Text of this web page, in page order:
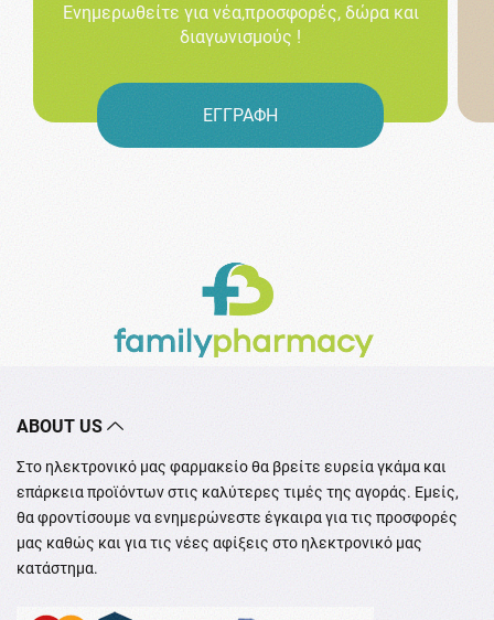
Ενημερωθείτε για νέα,προσφορές, δώρα και
διαγωνισμούς !
ΕΓΓΡΑΦΗ
ABOUT US
Στο ηλεκτρονικό μας φαρμακείο θα βρείτε ευρεία γκάμα και
επάρκεια προϊόντων στις καλύτερες τιμές της αγοράς. Εμείς,
θα φροντίσουμε να ενημερώνεστε έγκαιρα για τις προσφορές
μας καθώς και για τις νέες αφίξεις στο ηλεκτρονικό μας
κατάστημα.